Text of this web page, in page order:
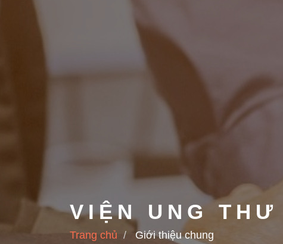
VIỆN UNG THƯ
Trang chủ Giới thiệu chung